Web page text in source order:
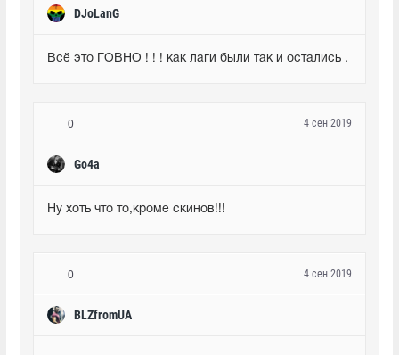
DJoLanG
Всё это ГОВНО ! ! ! как лаги были так и остались .
0
Go4a
4 сен 2019
Ну хоть что то,кроме скинов!!!
0
BLZfromUA
4 сен 2019